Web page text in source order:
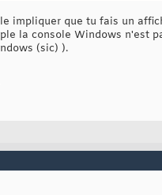
impliquer que tu fais un
la console Windows n'est
(sic) ).